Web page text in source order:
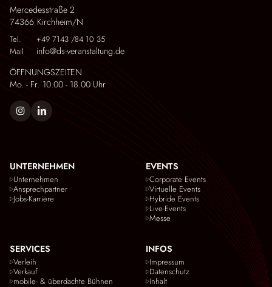
Mercedesstraße 2
74366 Kirchheim/N
Tel.
+49 7143 /84 10 35
Mail
info@ds-veranstaltung.de
ÖFFNUNGSZEITEN
Mo. - Fr. 10.00 - 18.00 Uhr
UNTERNEHMEN
Unternehmen
Ansprechpartner
Jobs-Karriere
EVENTS
Corporate Events
Virtuelle Events
Hybride Events
Live-Events
Messe
SERVICES
Verleih
Verkauf
mobile- & überdachte Bühnen
INFOS
Impressum
Datenschutz
Inhalt